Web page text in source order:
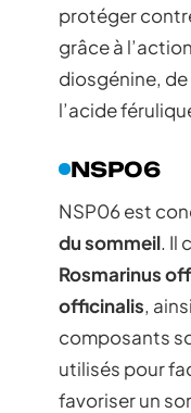
protéger
grâce à
diosgénine,
l’acide
NSP06
NSP06 est
du sommeil. Il
Rosmarinus
officinalis,
composants
utilisés pour
favoriser un